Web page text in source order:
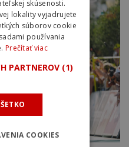
skúsenosti.
lokality vyjadrujete
súborov cookie
používania
Prečítať viac
PARTNEROV (1)
COOKIES